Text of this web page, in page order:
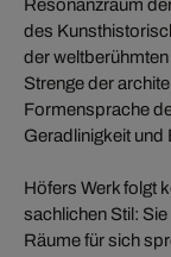
Resonanzraum
des
der
Strenge der
Formensprache
Geradlinigkeit und
Höfers Werk folgt
sachlichen Stil:
Räume für sich